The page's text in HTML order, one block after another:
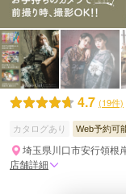
4.7 (19件)
カタログあり Web予約可
埼玉県川口市安行領根
店舗詳細